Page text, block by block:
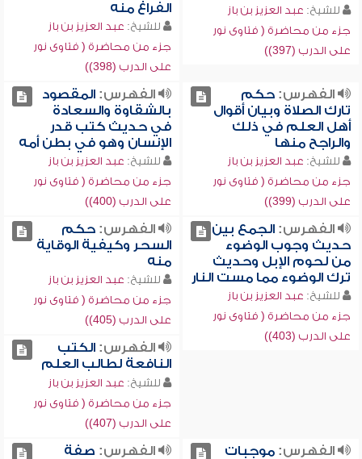
للشيخ: عبد العزيز بن باز
جزء من محاضرة ( فتاوى نور
على الدرب (397))
الفراغ منه
للشيخ: عبد العزيز بن باز
جزء من محاضرة ( فتاوى نور
على الدرب (398))
الفهرس:حكم
تارك الصلاة وبيان أقوال
أهل العلم في ذلك
والراجح منها
للشيخ: عبد العزيز بن باز
جزء من محاضرة ( فتاوى نور
على الدرب (399))
الفهرس:المقصود
بالشقاوة والسعادة
في حديث كتب قدر
الإنسان وهو في بطن أمه
للشيخ: عبد العزيز بن باز
جزء من محاضرة ( فتاوى نور
على الدرب (400))
الفهرس:الجمع بين
حديث وجوب الوضوء
من لحوم الإبل وحديث
ترك الوضوء مما مست النار
للشيخ: عبد العزيز بن باز
جزء من محاضرة ( فتاوى نور
على الدرب (403))
الفهرس:حكم
السحر وكيفية الوقاية
منه
للشيخ: عبد العزيز بن باز
جزء من محاضرة ( فتاوى نور
على الدرب (405))
الفهرس:الكتب
النافعة لطالب العلم
للشيخ: عبد العزيز بن باز
جزء من محاضرة ( فتاوى نور
على الدرب (407))
الفهرس:موجبات الفهرس: صفة